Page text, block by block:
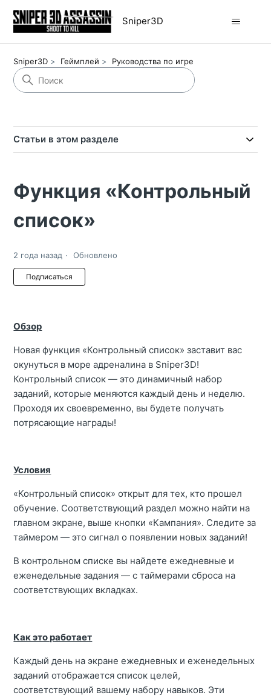
Sniper3D
Sniper3D Геймплей Руководства по игре
Статьи в этом разделе
Функция «Контрольный
список»
2 года назад Обновлено
Подписаться
Обзор
Новая функция «Контрольный список» заставит вас
окунуться в море адреналина в Sniper3D!
Контрольный список — это динамичный набор
заданий, которые меняются каждый день и неделю.
Проходя их своевременно, вы будете получать
потрясающие награды!
Условия
«Контрольный список» открыт для тех, кто прошел
обучение. Соответствующий раздел можно найти на
главном экране, выше кнопки «Кампания». Следите за
таймером — это сигнал о появлении новых заданий!
В контрольном списке вы найдете ежедневные и
еженедельные задания — с таймерами сброса на
соответствующих вкладках.
Как это работает
Каждый день на экране ежедневных и еженедельных
заданий отображается список целей,
соответствующий вашему набору навыков. Эти